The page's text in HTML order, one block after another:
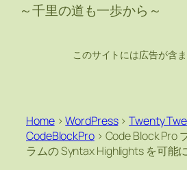
～千里の道も一歩から～
このサイトには広告が含
Home>WordPress>Twenty
CodeBlockPro> Code Block Pro
ラムの Syntax Highlights を可能